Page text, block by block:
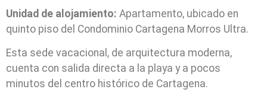
Unidad de alojamiento: Apartamento, ubicado en
quinto piso del Condominio Cartagena Morros Ultra.
Esta sede vacacional, de arquitectura moderna,
cuenta con salida directa a la playa y a pocos
minutos del centro histórico de Cartagena.